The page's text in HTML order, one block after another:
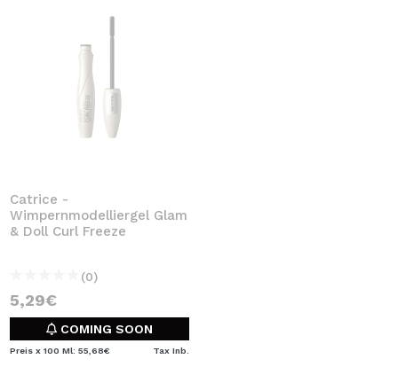
Catrice -
Wimpernmodelliergel Glam
& Doll Curl Freeze
(0)
5,29€
COMING SOON
Preis x 100 Ml: 55,68€ Tax Inb.